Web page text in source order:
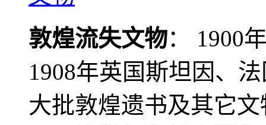
敦煌流失文物： 1900
1908年英国斯坦因、
大批敦煌遗书及其它